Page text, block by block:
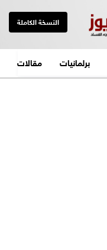
النسخة الكاملة
برلمانيات مقالات